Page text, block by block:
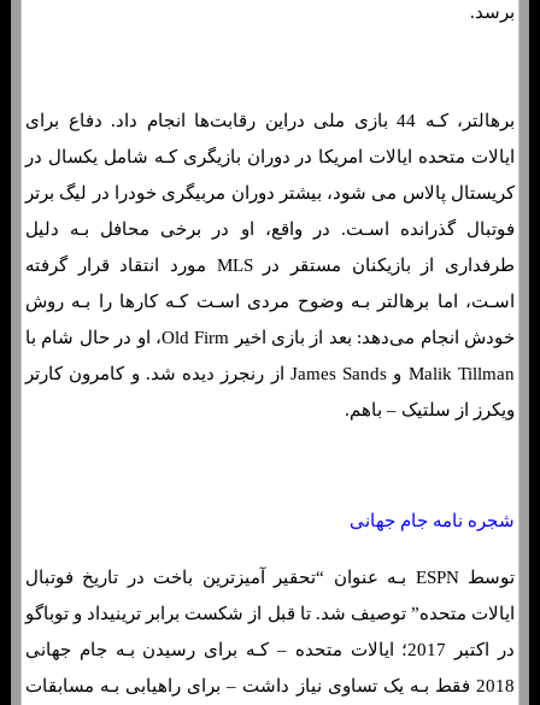
برسد.
برهالتر، کـه 44 بازی ملی دراین رقابت‌ها انجام داد. دفاع برای
ایالات متحده ایالات امریکا در دوران بازیگری کـه شامل یکسال در
کریستال پالاس می شود، بیشتر دوران مربیگری خودرا در لیگ برتر
فوتبال گذرانده اسـت. در واقع، او در برخی محافل بـه دلیل
طرفداری از بازیکنان مستقر در MLS مورد انتقاد قرار گرفته
اسـت، اما برهالتر بـه وضوح مردی اسـت کـه کارها را بـه روش
خودش انجام می‌دهد: بعد از بازی اخیر Old Firm، او در حال شام با
Malik Tillman و James Sands از رنجرز دیده شد. و کامرون کارتر
ویکرز از سلتیک – باهم.
شجره نامه جام جهانی
توسط ESPN بـه عنوان “تحقیر آمیزترین باخت در تاریخ فوتبال
ایالات متحده” توصیف شد. تا قبل از شکست برابر ترینیداد و توباگو
در اکتبر 2017؛ ایالات متحده – کـه برای رسیدن بـه جام جهانی
2018 فقط بـه یک تساوی نیاز داشت – برای راهیابی بـه مسابقات